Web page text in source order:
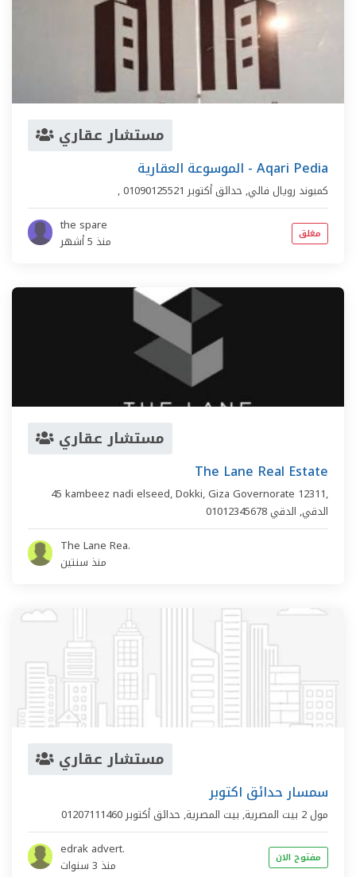
مستشار عقاري
الموسوعة العقارية - Aqari Pedia
, كمبوند رويال فالي, حدائق أكتوبر01090125521
the spare
منذ 5 أشهر
مغلق
مستشار عقاري
The Lane Real Estate
45 kambeez nadi elseed, Dokki, Giza Governorate 12311,
الدقي, الدقي
The Lane Rea.
منذ سنتين
مستشار عقاري
سمسار حدائق اكتوبر
مول 2 بيت المصرية, بيت المصرية, حدائق أكتوبر01207111460
edrak advert.
منذ 3 سنوات
مفتوح الان